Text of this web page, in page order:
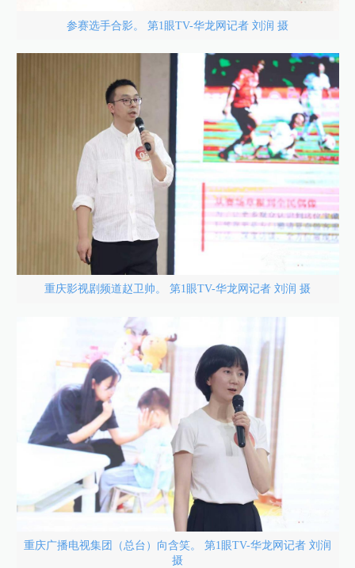
参赛选手合影。 第1眼TV-华龙网记者 刘润 摄
重庆影视剧频道赵卫帅。 第1眼TV-华龙网记者 刘润 摄
重庆广播电视集团（总台）向含笑。 第1眼TV-华龙网记者 刘润
摄